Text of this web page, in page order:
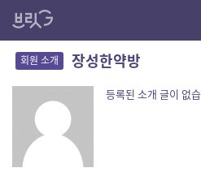
회원 소개 장성한약방
등록된 소개 글이 없